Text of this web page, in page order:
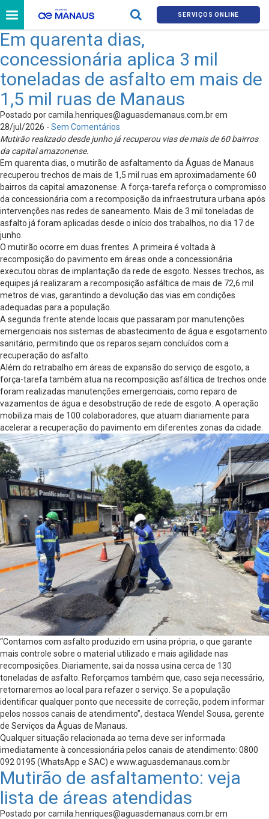
SERVIÇOS ONLINE
Em quarenta dias,
concessionária aplica 3 mil
toneladas de asfalto em mais de
1,5 mil ruas de Manaus
Postado porcamila.henriques@aguasdemanaus.com.brem
28/jul/2026 - Sem Comentários
Mutirão realizado desde junho já recuperou vias de mais de 60 bairros
da capital amazonense.
Em quarenta dias, o mutirão de asfaltamento da Águas de Manaus
recuperou trechos de mais de 1,5 mil ruas em aproximadamente 60
bairros da capital amazonense. A força-tarefa reforça o compromisso
da concessionária com a recomposição da infraestrutura urbana após
intervenções nas redes de saneamento. Mais de 3 mil toneladas de
asfalto já foram aplicadas desde o início dos trabalhos, no dia 17 de
junho.
O mutirão ocorre em duas frentes. A primeira é voltada à
recomposição do pavimento em áreas onde a concessionária
executou obras de implantação da rede de esgoto. Nesses trechos, as
equipes já realizaram a recomposição asfáltica de mais de 72,6 mil
metros de vias, garantindo a devolução das vias em condições
adequadas para a população.
A segunda frente atende locais que passaram por manutenções
emergenciais nos sistemas de abastecimento de água e esgotamento
sanitário, permitindo que os reparos sejam concluídos com a
recuperação do asfalto.
Além do retrabalho em áreas de expansão do serviço de esgoto, a
força-tarefa também atua na recomposição asfáltica de trechos onde
foram realizadas manutenções emergenciais, como reparo de
vazamentos de água e desobstrução de rede de esgoto. A operação
mobiliza mais de 100 colaboradores, que atuam diariamente para
acelerar a recuperação do pavimento em diferentes zonas da cidade.
“Contamos com asfalto produzido em usina própria, o que garante
mais controle sobre o material utilizado e mais agilidade nas
recomposições. Diariamente, sai da nossa usina cerca de 130
toneladas de asfalto. Reforçamos também que, caso seja necessário,
retornaremos ao local para refazer o serviço. Se a população
identificar qualquer ponto que necessite de correção, podem informar
pelos nossos canais de atendimento”, destaca Wendel Sousa, gerente
de Serviços da Águas de Manaus.
Qualquer situação relacionada ao tema deve ser informada
imediatamente à concessionária pelos canais de atendimento: 0800
092 0195 (WhatsApp e SAC) e www.aguasdemanaus.com.br
Mutirão de asfaltamento: veja
lista de áreas atendidas
Postado porcamila.henriques@aguasdemanaus.com.brem